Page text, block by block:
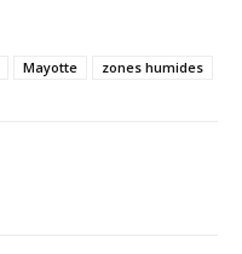
Mayotte zones humides